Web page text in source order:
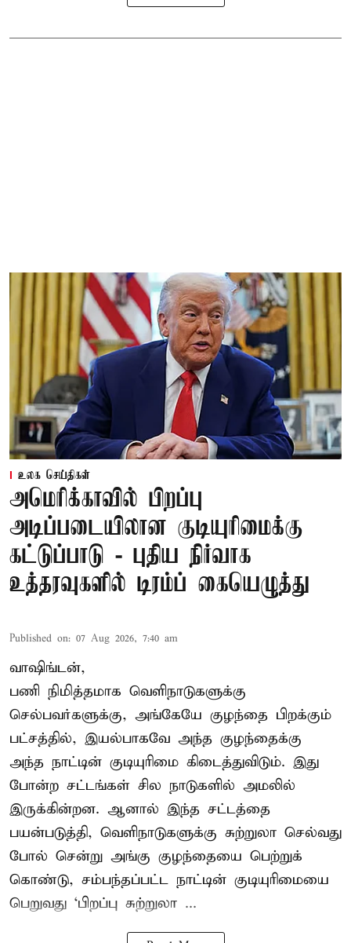
உலக செய்திகள்
அமெரிக்காவில் பிறப்பு
அடிப்படையிலான குடியுரிமைக்கு
கட்டுப்பாடு - புதிய நிர்வாக
உத்தரவுகளில் டிரம்ப் கையெழுத்து
Published on: 07 Aug 2026, 7:40 am
வாஷிங்டன்,
பணி நிமித்தமாக வெளிநாடுகளுக்கு
செல்பவர்களுக்கு, அங்கேயே குழந்தை பிறக்கும்
பட்சத்தில், இயல்பாகவே அந்த குழந்தைக்கு
அந்த நாட்டின் குடியுரிமை கிடைத்துவிடும். இது
போன்ற சட்டங்கள் சில நாடுகளில் அமலில்
இருக்கின்றன. ஆனால் இந்த சட்டத்தை
பயன்படுத்தி, வெளிநாடுகளுக்கு சுற்றுலா செல்வது
போல் சென்று அங்கு குழந்தையை பெற்றுக்
கொண்டு, சம்பந்தப்பட்ட நாட்டின் குடியுரிமையை
பெறுவது ‘பிறப்பு சுற்றுலா ...